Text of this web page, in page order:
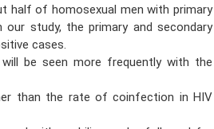
half of homosexual men with primary
study, the primary and secondary
cases.
be seen more frequently with the
than the rate of coinfection in HIV